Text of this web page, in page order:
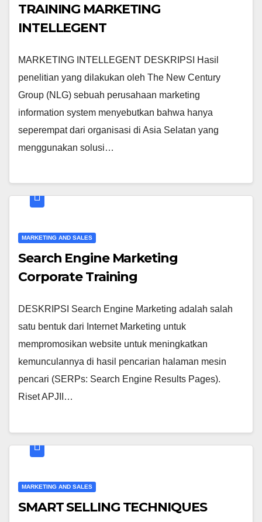
TRAINING MARKETING
INTELLEGENT
MARKETING INTELLEGENT DESKRIPSI Hasil
penelitian yang dilakukan oleh The New Century
Group (NLG) sebuah perusahaan marketing
information system menyebutkan bahwa hanya
seperempat dari organisasi di Asia Selatan yang
menggunakan solusi…
MARKETING AND SALES
Search Engine Marketing
Corporate Training
DESKRIPSI Search Engine Marketing adalah salah
satu bentuk dari Internet Marketing untuk
mempromosikan website untuk meningkatkan
kemunculannya di hasil pencarian halaman mesin
pencari (SERPs: Search Engine Results Pages).
Riset APJII…
MARKETING AND SALES
SMART SELLING TECHNIQUES